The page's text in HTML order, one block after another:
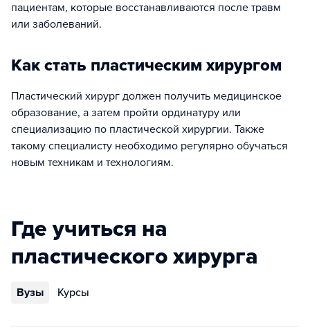
пациентам, которые восстанавливаются после травм
или заболеваний.
Как стать пластическим хирургом
Пластический хирург должен получить медицинское
образование, а затем пройти ординатуру или
специализацию по пластической хирургии. Также
такому специалисту необходимо регулярно обучаться
новым техникам и технологиям.
Где учиться на
пластического хирурга
Вузы Курсы